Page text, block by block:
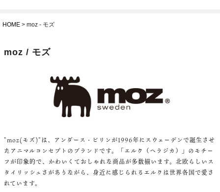
HOME moz - モズ
moz / モズ
"moz(モズ)"は、アンダース・ビリンが1996年にスウェーデンで誕生させ
たアニマルコンセプトのブランドです。「エルク（ヘラジカ）」のモチー
フが印象的で、かわいくておしゃれな商品が多数揃います。北欧らしいス
タイリッシュさがありながら、身近に感じられるエルクは世界各国で愛さ
れています。